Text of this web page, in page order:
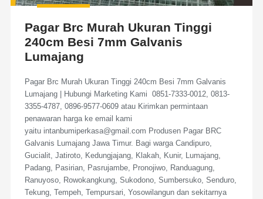
Pagar Brc Murah Ukuran Tinggi
240cm Besi 7mm Galvanis
Lumajang
Pagar Brc Murah Ukuran Tinggi 240cm Besi 7mm Galvanis
Lumajang | Hubungi Marketing Kami 0851-7333-0012, 0813-
3355-4787, 0896-9577-0609 atau Kirimkan permintaan
penawaran harga ke email kami
yaitu intanbumiperkasa@gmail.com Produsen Pagar BRC
Galvanis Lumajang Jawa Timur. Bagi warga Candipuro,
Gucialit, Jatiroto, Kedungjajang, Klakah, Kunir, Lumajang,
Padang, Pasirian, Pasrujambe, Pronojiwo, Randuagung,
Ranuyoso, Rowokangkung, Sukodono, Sumbersuko, Senduro,
Tekung, Tempeh, Tempursari, Yosowilangun dan sekitarnya